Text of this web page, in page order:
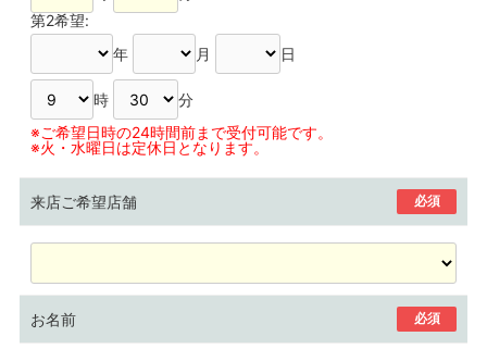
第2希望:
年
月 日
時
分
※ご希望日時の24時間前まで受付可能です。
※火・水曜日は定休日となります。
来店ご希望店舗 必須
お名前 必須